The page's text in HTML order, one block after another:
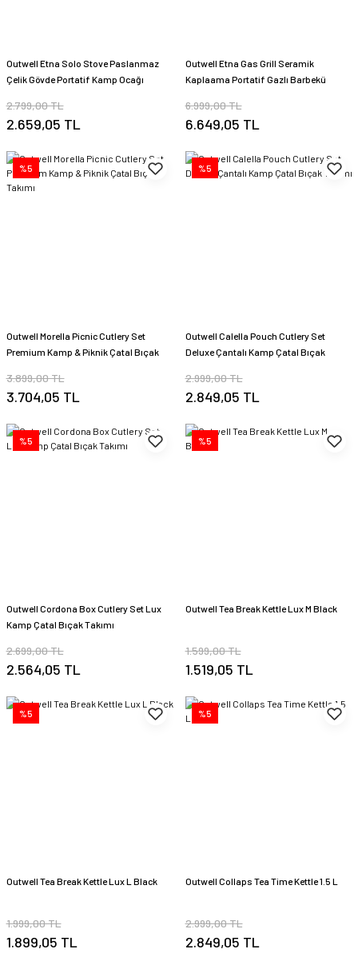
Outwell Etna Solo Stove Paslanmaz
Çelik Gövde Portatif Kamp Ocağı
2.799,00 TL
2.659,05 TL
Outwell Etna Gas Grill Seramik
Kaplaama Portatif Gazlı Barbekü
6.999,00 TL
6.649,05 TL
%5
Outwell Morella Picnic Cutlery Set
Premium Kamp & Piknik Çatal Bıçak
3.899,00 TL
3.704,05 TL
%5
Outwell Calella Pouch Cutlery Set
Deluxe Çantalı Kamp Çatal Bıçak
2.999,00 TL
2.849,05 TL
%5
Outwell Cordona Box Cutlery Set Lux
Kamp Çatal Bıçak Takımı
2.699,00 TL
2.564,05 TL
%5
Outwell Tea Break Kettle Lux M Black
1.599,00 TL
1.519,05 TL
%5
Outwell Tea Break Kettle Lux L Black
1.999,00 TL
1.899,05 TL
%5
Outwell Collaps Tea Time Kettle 1.5 L
2.999,00 TL
2.849,05 TL